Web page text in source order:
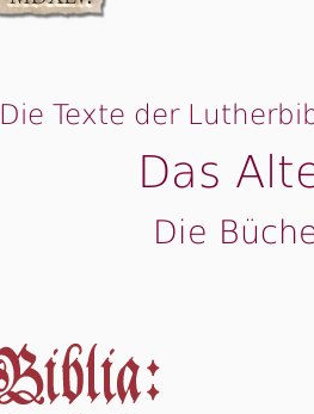
Die Texte der
Das
Die